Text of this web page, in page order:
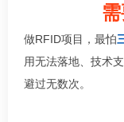
做RFID项目，最怕
用无法落地、技术
避过无数次。